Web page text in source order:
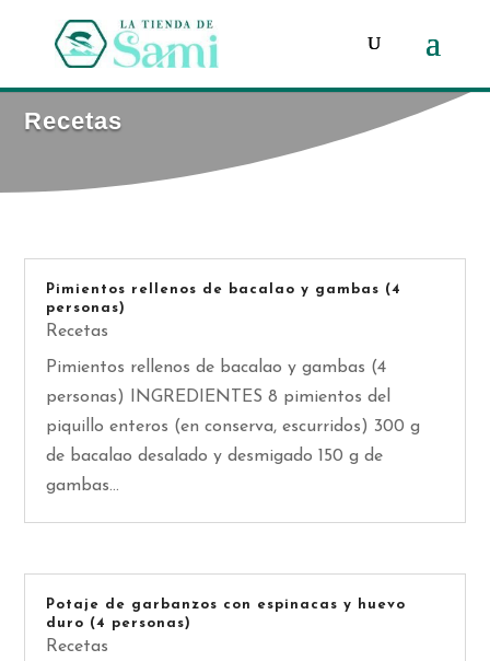
Recetas
Pimientos rellenos de bacalao y gambas (4
personas)
Recetas
Pimientos rellenos de bacalao y gambas (4
personas) INGREDIENTES 8 pimientos del
piquillo enteros (en conserva, escurridos) 300 g
de bacalao desalado y desmigado 150 g de
gambas...
Potaje de garbanzos con espinacas y huevo
duro (4 personas)
Recetas